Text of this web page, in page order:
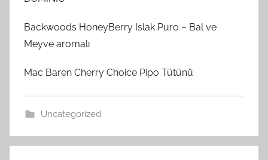
Backwoods HoneyBerry Islak Puro – Bal ve
Meyve aromalı
Mac Baren Cherry Choice Pipo Tütünü
Uncategorized